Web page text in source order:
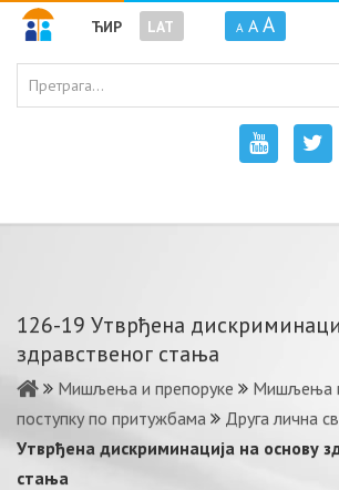
ЋИР LAT A A A
126-19 Утврђена
здравственог стања
Мишљења и препоруке
Мишљења
поступку по притужбама
Друга лична
Утврђена дискриминација на основу
стања